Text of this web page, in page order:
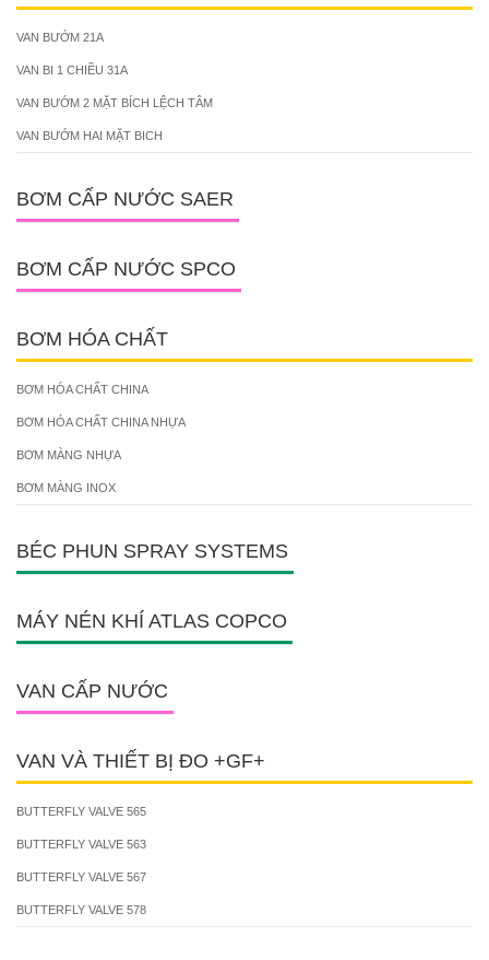
VAN BƯỚM 21A
VAN BI 1 CHIỀU 31A
VAN BƯỚM 2 MẶT BÍCH LỆCH TÂM
VAN BƯỚM HAI MẶT BICH
BƠM CẤP NƯỚC SAER
BƠM CẤP NƯỚC SPCO
BƠM HÓA CHẤT
BƠM HÓA CHẤT CHINA
BƠM HÓA CHẤT CHINA NHỰA
BƠM MÀNG NHỰA
BƠM MÀNG INOX
BÉC PHUN SPRAY SYSTEMS
MÁY NÉN KHÍ ATLAS COPCO
VAN CẤP NƯỚC
VAN VÀ THIẾT BỊ ĐO +GF+
BUTTERFLY VALVE 565
BUTTERFLY VALVE 563
BUTTERFLY VALVE 567
BUTTERFLY VALVE 578